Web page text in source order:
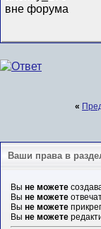
«
Ваши права в
Вы не можете
Вы не можете
Вы не можете
Вы не можете